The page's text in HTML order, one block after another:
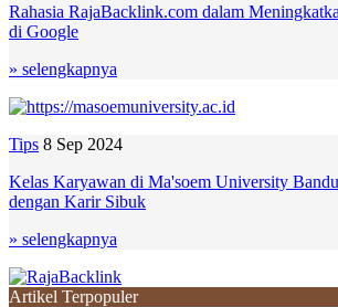
Rahasia RajaBacklink.com dalam
di Google
» selengkapnya
Tips 8 Sep 2024
Kelas Karyawan di Ma'soem University
dengan Karir Sibuk
» selengkapnya
Artikel Terpopuler